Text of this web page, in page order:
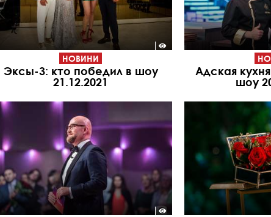
НОВИНИ
Эксы-3: кто победил в шоу
21.12.2021
Адская
шоу